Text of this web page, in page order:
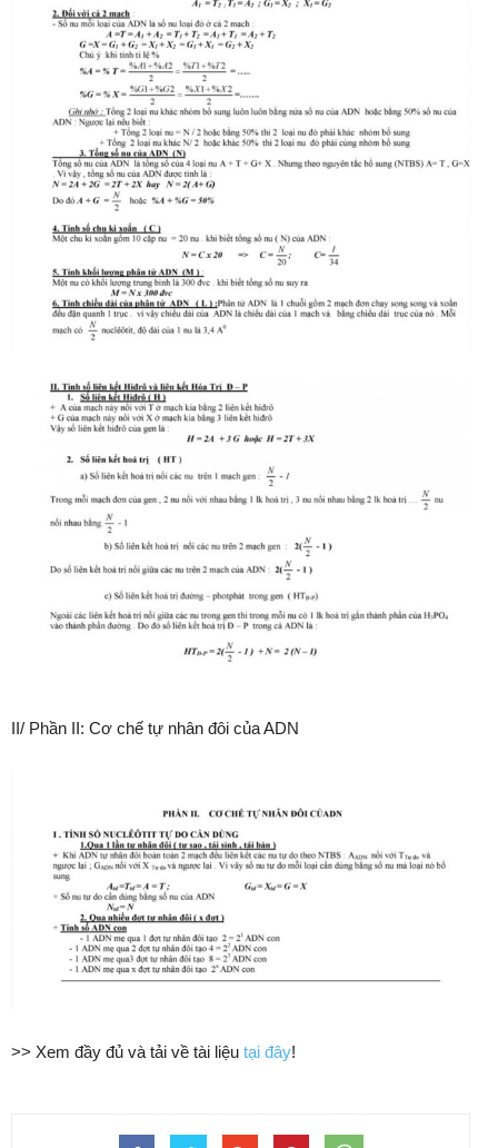
II/ Phần II: Cơ chế tự nhân đôi của ADN
>> Xem đầy đủ và tải về tài liệu tại đây!